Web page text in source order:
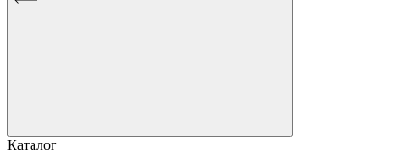
Каталог